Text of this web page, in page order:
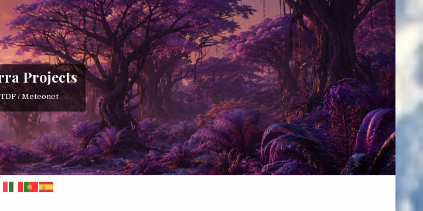
Projects
TDF / Meteonet